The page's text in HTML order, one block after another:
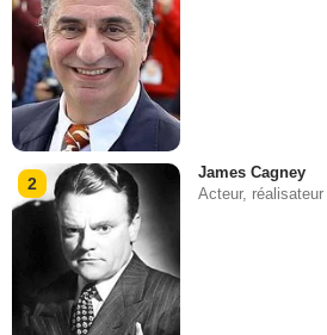
2
James Cagney
Acteur, réalisateur